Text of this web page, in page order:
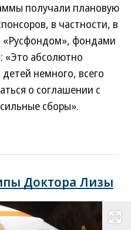
получали плановую
в частности, в
«Русфондом», фондами
«Это абсолютно
немного, всего
о соглашении с
сборы».
Доктора Лизы
Развернуть